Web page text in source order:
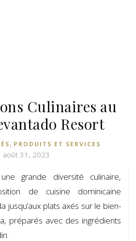
Culinaires au
Resort
, PRODUITS ET SERVICES
août 31, 2023
grande diversité culinaire,
de cuisine dominicaine
jusqu’aux plats axés sur le bien-
préparés avec des ingrédients